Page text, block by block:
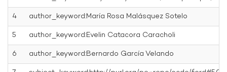
4
author_keyword:María Rosa Malásquez Sotelo
5
author_keyword:Evelin Catacora Caracholi
6
author_keyword:Bernardo García Velando